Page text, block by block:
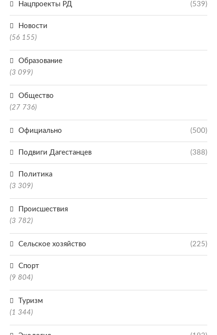
Нацпроекты РД (539)
Новости
(56 155)
Образование
(3 099)
Общество
(27 736)
Официально (500)
Подвиги Дагестанцев (388)
Политика
(3 309)
Происшествия
(3 782)
Сельское хозяйство (225)
Спорт
(9 804)
Туризм
(1 344)